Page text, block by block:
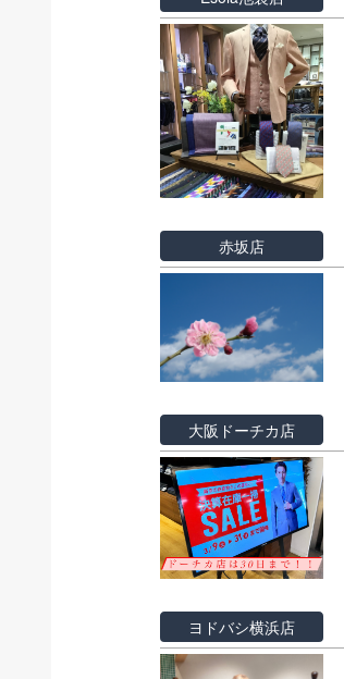
赤坂店
大阪ドーチカ店
ヨドバシ横浜店